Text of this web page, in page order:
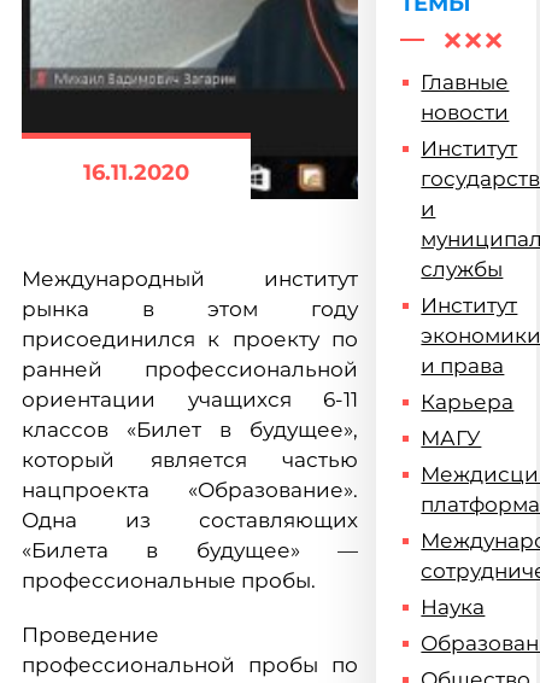
16.11.2020
Международный институт
рынка в этом году
присоединился к проекту по
ранней профессиональной
ориентации учащихся 6-11
классов «Билет в будущее»,
который является частью
нацпроекта «Образование».
Одна из составляющих
«Билета в будущее» —
профессиональные пробы.
Проведение
профессиональной пробы по
Главные
новости
Институт
и
службы
Институт
и права
Карьера
МАГУ
платформа
Наука